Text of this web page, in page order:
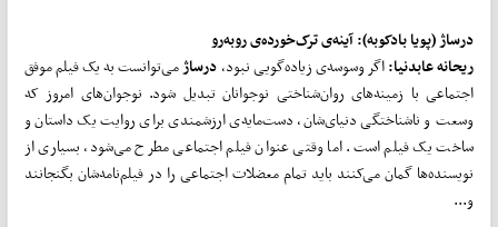
درساژ (پویا بادکوبه): آینه‌ی ترک‌خورده‌ی روبه‌رو
ریحانه عابدنیا:اگر وسوسه‌ی زیاده‌گویی نبود،درساژمی‌توانست به یک فیلم موفق
اجتماعی با زمینه‌های روان‌شناختی نوجوانان تبدیل شود. نوجوان‌های امروز که
وسعت و ناشناختگی دنیای‌شان، دست‌مایه‌ی ارزشمندی برای روایت یک داستان و
ساخت یک فیلم است. اما وقتی عنوان فیلم اجتماعی مطرح می‌شود، بسیاری از
نویسنده‌ها گمان می‌کنند باید تمام معضلات اجتماعی را در فیلم‌نامه‌شان بگنجانند
و...